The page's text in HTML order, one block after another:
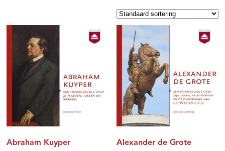
Abraham Kuyper Alexander de Grote